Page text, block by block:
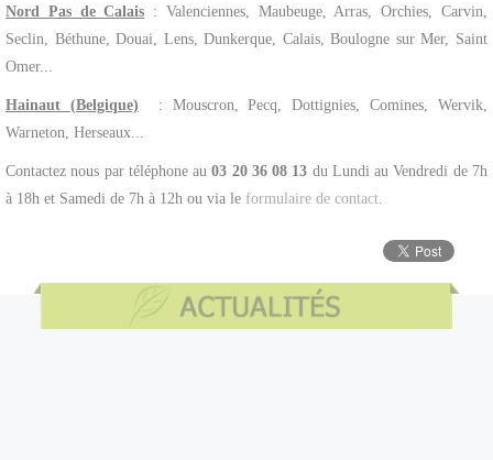
Nord Pas de Calais : Valenciennes, Maubeuge, Arras, Orchies, Carvin,
Seclin, Béthune, Douai, Lens, Dunkerque, Calais, Boulogne sur Mer, Saint
Omer...
Hainaut (Belgique) : Mouscron, Pecq, Dottignies, Comines, Wervik,
Warneton, Herseaux...
Contactez nous par téléphone au03 20 36 08 13 du Lundi au Vendredi de 7h
à 18h et Samedi de 7h à 12h ou via le formulaire de contact.